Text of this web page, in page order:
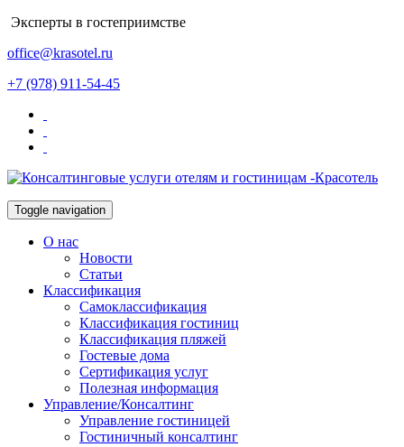
Эксперты в гостеприимстве
office@krasotel.ru
+7 (978) 911-54-45
Toggle navigation
О нас
Новости
Статьи
Классификация
Самоклассификация
Классификация гостиниц
Классификация пляжей
Гостевые дома
Сертификация услуг
Полезная информация
Управление/Консалтинг
Управление гостиницей
Гостиничный консалтинг